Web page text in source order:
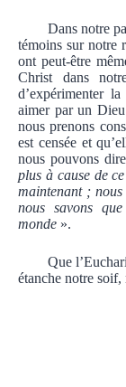
Dans notre
témoins sur notre
ont peut-être
Christ dans
d’expérimenter
aimer par un
nous prenons
est censée et
nous pouvons
plus à cause de
maintenant ; nous
nous savons
monde ».
Que
étanche notre